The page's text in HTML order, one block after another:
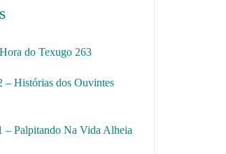
do Texugo 263
– Histórias dos Ouvintes
– Palpitando Na Vida Alheia